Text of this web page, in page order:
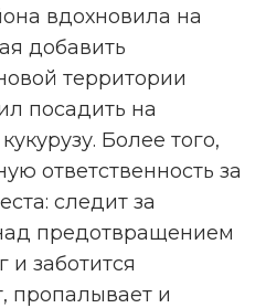
вдохновила на
добавить
территории
посадить на
Более того,
ответственность за
следит за
предотвращением
заботится
пропалывает и